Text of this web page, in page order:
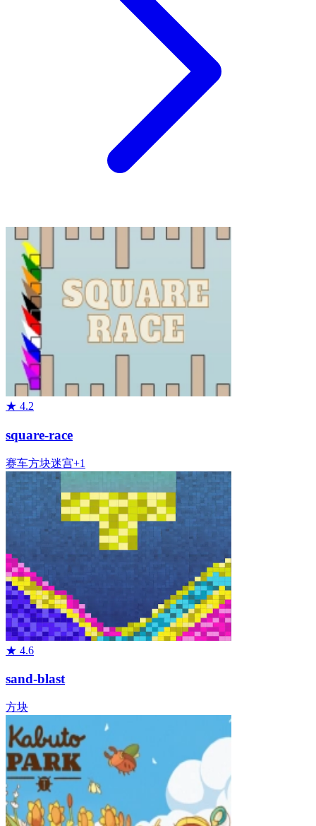
★ 4.2
square-race
赛车方块迷宫+1
★ 4.6
sand-blast
方块